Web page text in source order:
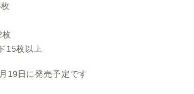
15枚以上
19日に発売予定です